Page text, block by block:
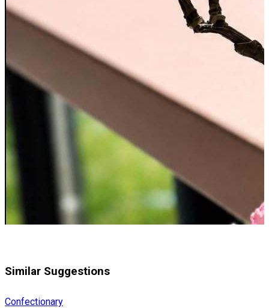
Similar Suggestions
Confectionary